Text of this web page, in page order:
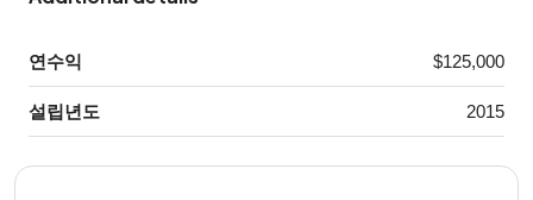
연수익 $125,000
설립년도 2015